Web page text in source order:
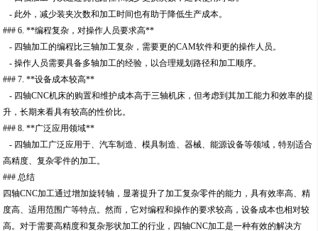
- 此外，减少装夹次数和加工时间也有助于降低生产成本。
### 6. **编程复杂，对操作人员要求高**
- 四轴加工的编程比三轴加工复杂，需要更的CAM软件和更的操作人员。
- 操作人员需要具备多轴加工的经验，以合理规划路径和加工顺序。
### 7. **设备成本较高**
- 四轴CNC机床的购置和维护成本高于三轴机床，但考虑到其加工能力和效率的提
升，长期来看具有较高的性价比。
### 8. **广泛应用领域**
- 四轴加工广泛应用于、汽车制造、模具制造、器械、能源设备等领域，特别适合
高精度、复杂零件的加工。
### 总结
四轴CNC加工通过增加旋转轴，显著提升了加工复杂零件的能力，具有效率高、精
度高、适用范围广等特点。然而，它对编程和操作的要求较高，设备成本也相对较
高。对于需要高精度和复杂形状加工的行业，四轴CNC加工是一种有效的解决方